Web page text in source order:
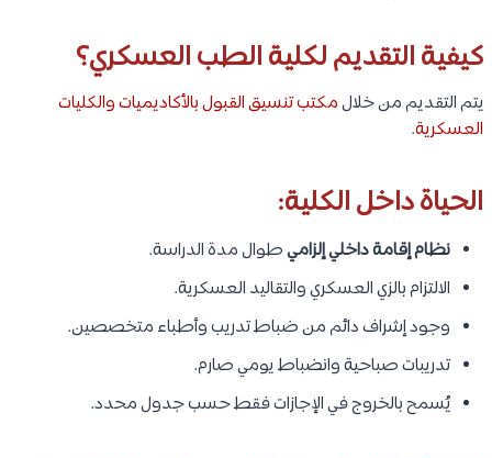
كيفية التقديم لكلية الطب العسكري؟
يتم التقديم من خلالمكتب تنسيق القبول بالأكاديميات والكليات
العسكرية.
الحياة داخل الكلية:
نظام إقامة داخلي إلزاميطوال مدة الدراسة.
الالتزام بالزي العسكري والتقاليد العسكرية.
وجود إشراف دائم من ضباط تدريب وأطباء متخصصين.
تدريبات صباحية وانضباط يومي صارم.
يُسمح بالخروج في الإجازات فقط حسب جدول محدد.